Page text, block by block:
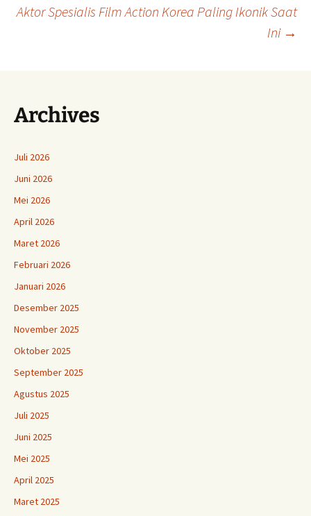
Tulisan
Aktor Spesialis Film Action Korea Paling Ikonik Saat
Ini →
Archives
Juli 2026
Juni 2026
Mei 2026
April 2026
Maret 2026
Februari 2026
Januari 2026
Desember 2025
November 2025
Oktober 2025
September 2025
Agustus 2025
Juli 2025
Juni 2025
Mei 2025
April 2025
Maret 2025